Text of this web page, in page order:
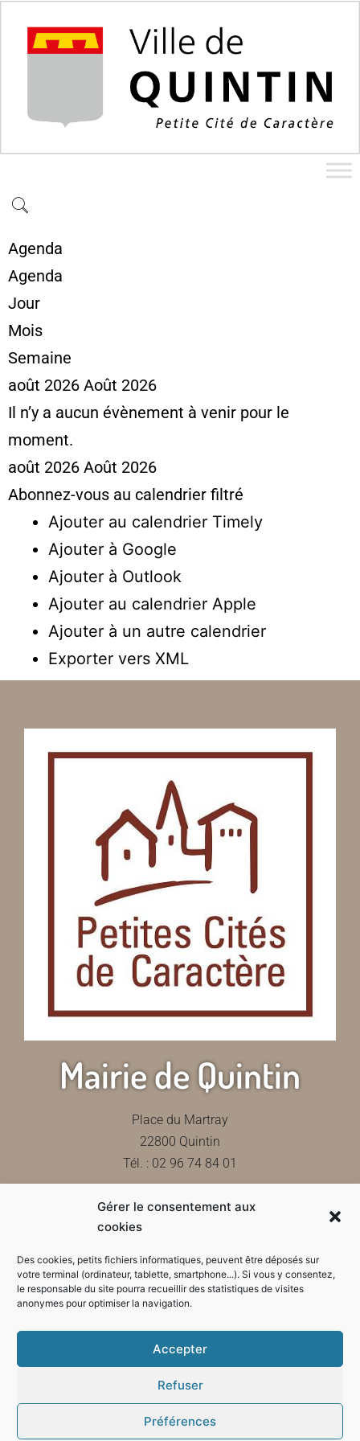
Gérer le consentement aux
cookies
Des cookies, petits fichiers informatiques, peuvent être déposés sur
votre terminal (ordinateur, tablette, smartphone...). Si vous y consentez,
le responsable du site pourra recueillir des statistiques de visites
anonymes pour optimiser la navigation.
Accepter
Refuser
Préférences
Agenda
Agenda
Jour
Mois
Semaine
août 2026 Août 2026
Il n’y a aucun évènement à venir pour le
moment.
août 2026 Août 2026
Abonnez-vous au calendrier filtré
Ajouter au calendrier Timely
Ajouter à Google
Ajouter à Outlook
Ajouter au calendrier Apple
Ajouter à un autre calendrier
Exporter vers XML
Mairie de Quintin
Place du Martray
22800 Quintin
Tél. : 02 96 74 84 01
Contactez-nous
Horaires d'ouverture de la mairie